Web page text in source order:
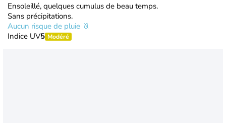
Ensoleillé, quelques cumulus de beau temps.
Sans précipitations.
Aucun risque de pluie
Indice UV5 Modéré